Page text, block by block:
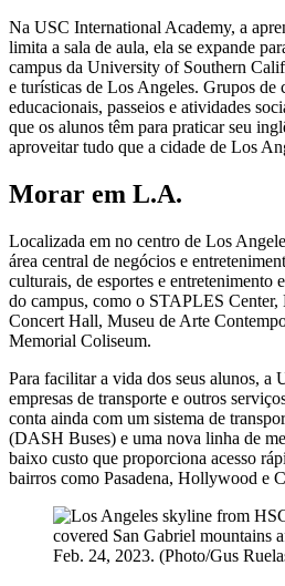
Na USC International Academy, a
limita a sala de aula, ela se expande
campus da University of Southern
e turísticas de Los Angeles. Grupos de
educacionais, passeios e atividades
que os alunos têm para praticar seu
aproveitar tudo que a cidade de Los
Morar em L.A.
Localizada em no centro de Los
área central de negócios e
culturais, de esportes e entretenimento
do campus, como o STAPLES
Concert Hall, Museu de Arte
Memorial Coliseum.
Para facilitar a vida dos seus alunos, a
empresas de transporte e outros
conta ainda com um sistema de
(DASH Buses) e uma nova linha de
baixo custo que proporciona acesso
bairros como Pasadena, Hollywood e